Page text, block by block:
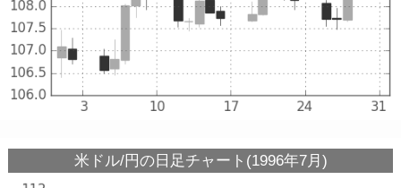
米ドル/円の日足チャート(1996年7月)